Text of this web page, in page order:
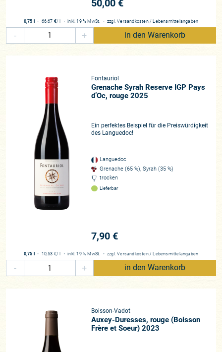
50,00 €
0,75 l ・ 66,67 €/ l ・inkl. 19 % MwSt. ・ zzgl.Versandkosten / Lebensmittelangaben
- + in den Warenkorb
Fontauriol
Grenache Syrah Reserve IGP Pays
d’Oc, rouge 2025
Ein perfektes Beispiel für die Preiswürdigkeit
des Languedoc!
Languedoc
Grenache (65 %), Syrah (35 %)
trocken
Lieferbar
7,90 €
0,75 l ・ 10,53 €/ l ・inkl. 19 % MwSt. ・ zzgl.Versandkosten / Lebensmittelangaben
- + in den Warenkorb
Boisson-Vadot
Auxey-Duresses, rouge (Boisson
Frère et Soeur) 2023